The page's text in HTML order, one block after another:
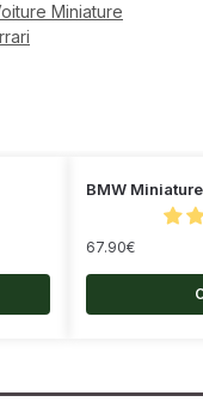
Miniature
BMW
67.90€